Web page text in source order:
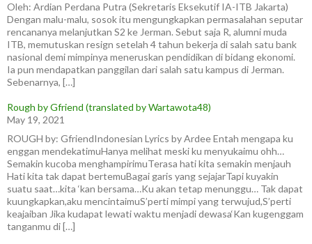
Oleh: Ardian Perdana Putra (Sekretaris Eksekutif IA-ITB Jakarta)
Dengan malu-malu, sosok itu mengungkapkan permasalahan seputar
rencananya melanjutkan S2 ke Jerman. Sebut saja R, alumni muda
ITB, memutuskan resign setelah 4 tahun bekerja di salah satu bank
nasional demi mimpinya meneruskan pendidikan di bidang ekonomi.
Ia pun mendapatkan panggilan dari salah satu kampus di Jerman.
Sebenarnya, […]
Rough by Gfriend (translated by Wartawota48)
May 19, 2021
ROUGH by: GfriendIndonesian Lyrics by Ardee Entah mengapa ku
enggan mendekatimuHanya melihat meski ku menyukaimu ohh…
Semakin kucoba menghampirimuTerasa hati kita semakin menjauh
Hati kita tak dapat bertemuBagai garis yang sejajarTapi kuyakin
suatu saat…kita ‘kan bersama…Ku akan tetap menunggu… Tak dapat
kuungkapkan,aku mencintaimuS’perti mimpi yang terwujud,S’perti
keajaiban Jika kudapat lewati waktu menjadi dewasa‘Kan kugenggam
tanganmu di […]